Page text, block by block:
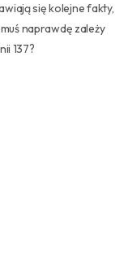
się kolejne fakty,
naprawdę zależy
137?